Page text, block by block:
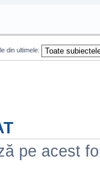
din ultimele:
pe acest